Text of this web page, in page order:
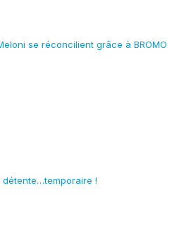
se réconcilient grâce à BROMO
!